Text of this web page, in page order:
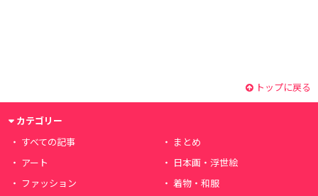
トップに戻る
カテゴリー
すべての記事
まとめ
アート
日本画・浮世絵
ファッション
着物・和服